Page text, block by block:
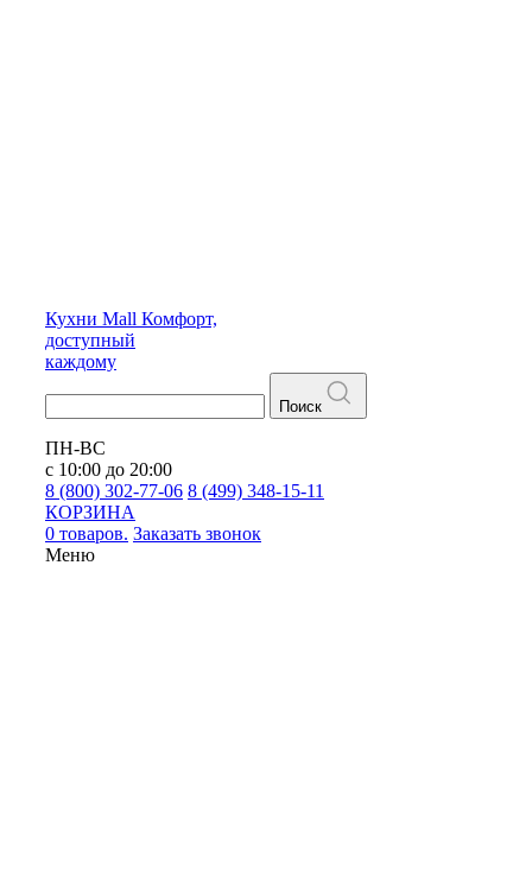
Кухни Mall Комфорт,
доступный
каждому
Поиск
ПН-ВС
с 10:00 до 20:00
8 (800) 302-77-06 8 (499) 348-15-11
КОРЗИНА
0 товаров. Заказать звонок
Меню